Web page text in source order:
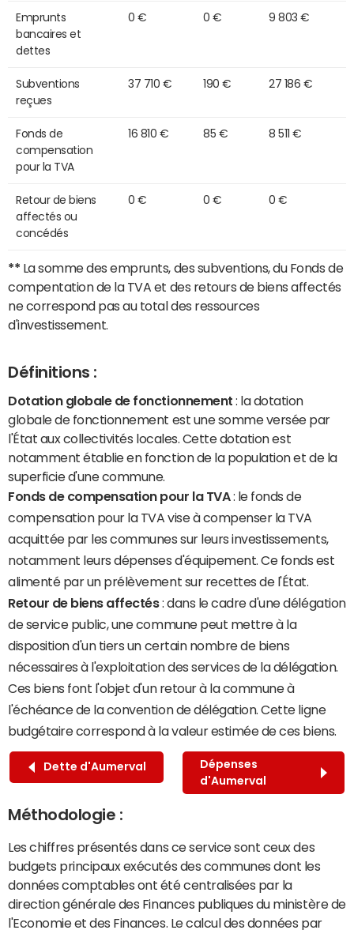
Emprunts
bancaires et
dettes
0 € 0 € 9 803 €
Subventions
reçues
37 710 € 190 € 27 186 €
Fonds de
compensation
pour la TVA
16 810 € 85 € 8 511 €
Retour de biens
affectés ou
concédés
0 € 0 € 0 €
** La somme des emprunts, des subventions, du Fonds de
compentation de la TVA et des retours de biens affectés
ne correspond pas au total des ressources
d'investissement.
Définitions :
Dotation globale de fonctionnement : la dotation
globale de fonctionnement est une somme versée par
l'État aux collectivités locales. Cette dotation est
notamment établie en fonction de la population et de la
superficie d'une commune.
Fonds de compensation pour la TVA: le fonds de
compensation pour la TVA vise à compenser la TVA
acquittée par les communes sur leurs investissements,
notamment leurs dépenses d'équipement. Ce fonds est
alimenté par un prélèvement sur recettes de l'État.
Retour de biens affectés: dans le cadre d'une délégation
de service public, une commune peut mettre à la
disposition d'un tiers un certain nombre de biens
nécessaires à l'exploitation des services de la délégation.
Ces biens font l'objet d'un retour à la commune à
l'échéance de la convention de délégation. Cette ligne
budgétaire correspond à la valeur estimée de ces biens.
Dette d'Aumerval
Dépenses
d'Aumerval
Méthodologie :
Les chiffres présentés dans ce service sont ceux des
budgets principaux exécutés des communes dont les
données comptables ont été centralisées par la
direction générale des Finances publiques du ministère de
l'Economie et des Finances. Le calcul des données par